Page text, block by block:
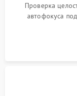
Проверка
автофокуса
от пыли,